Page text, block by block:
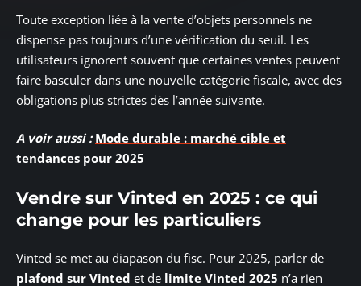
Toute exception liée à la vente d’objets personnels ne
dispense pas toujours d’une vérification du seuil. Les
utilisateurs ignorent souvent que certaines ventes peuvent
faire basculer dans une nouvelle catégorie fiscale, avec des
obligations plus strictes dès l’année suivante.
A voir aussi : Mode durable : marché cible et
tendances pour 2025
Vendre sur Vinted en 2025 : ce qui
change pour les particuliers
Vinted se met au diapason du fisc. Pour 2025, parler de
plafond sur Vinted et de limite Vinted 2025 n’a rien